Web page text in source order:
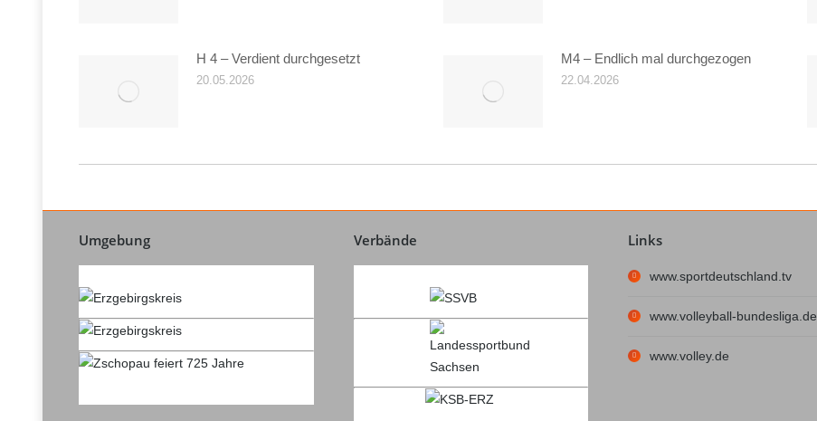
H 4 – Verdient durchgesetzt
20.05.2026
M4 – Endlich mal durchgezogen
22.04.2026
Umgebung Verbände Links
www.sportdeutschland.tv
www.volleyball-bundesliga.de
www.volley.de